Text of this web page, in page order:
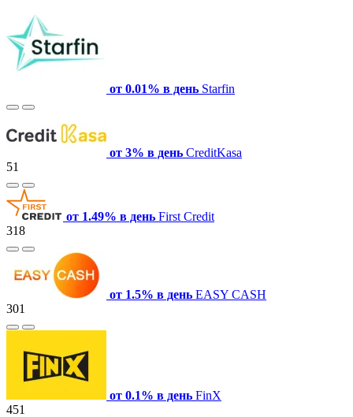
от 0.01% в день Starfin
от 3% в день СreditKasa
51
от 1.49% в день First Credit
318
от 1.5% в день EASY CASH
301
от 0.1% в день FinX
451